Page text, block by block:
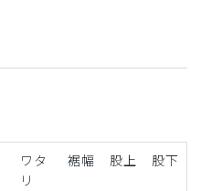
ワタ
リ
裾幅 股上 股下